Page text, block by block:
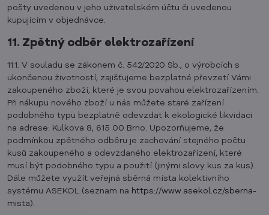
pošty uvedenou v jeho uživatelském účtu či uvedenou
kupujícím v objednávce.
11. Zpětný odběr elektrozařízení
11.1. V souladu se zákonem č. 542/2020 Sb., o výrobcích s
ukončenou životností, zajišťujeme bezplatné převzetí Vámi
zakoupeného zboží, které je svou povahou elektrozařízením.
Při nákupu nového zboží u nás můžete staré zařízení
podobného typu bezplatně odevzdat k ekologické likvidaci
na adrese: Kulkova 8, 615 00 Brno. Upozorňujeme, že
podmínkou zpětného odběru je zachování stejného počtu
kusů zakoupeného a odevzdaného elektrozařízení, které
musí být podobného typu a použití (jinými slovy kus za kus).
Dále můžete využít veřejná sběrná místa kolektivního
systému ASEKOL (seznam na https://www.asekol.cz/sberna-
mista).